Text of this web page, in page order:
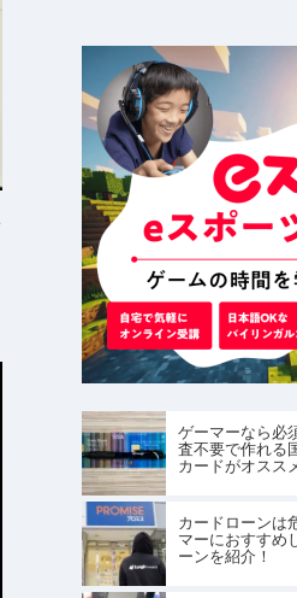
ゲーマーなら必
査不要で作れる
カードがオスス
カードローンは
マーにおすすめ
ーンを紹介！